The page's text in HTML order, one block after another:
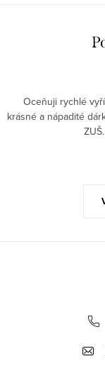
Oceňuji rychlé
krásné a nápadité